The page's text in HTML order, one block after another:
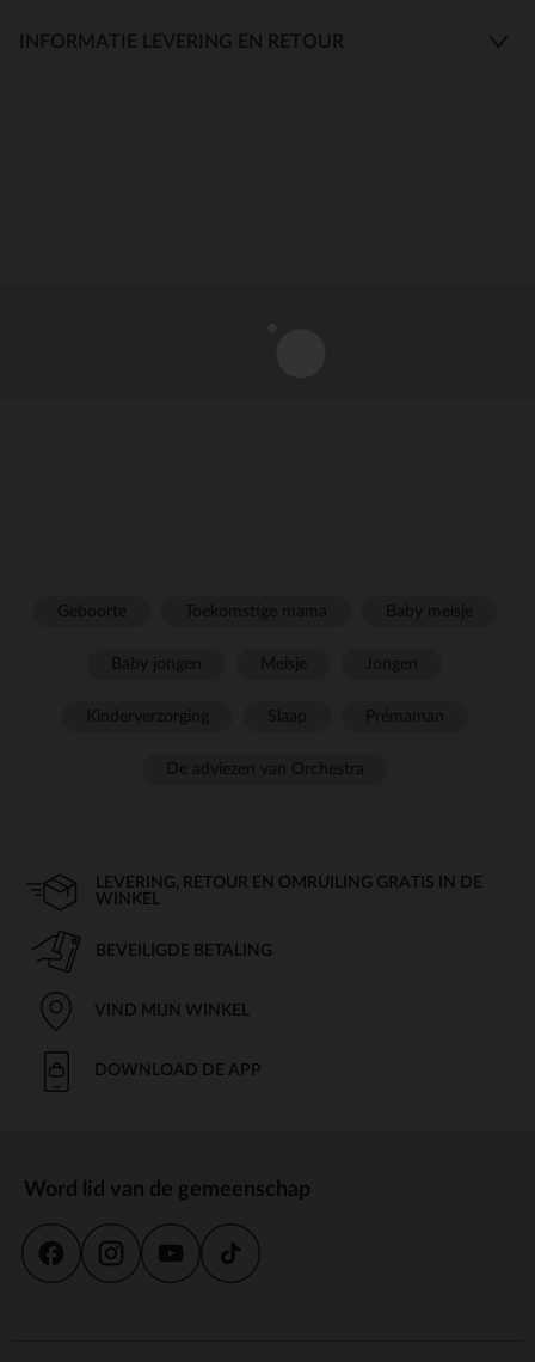
INFORMATIE LEVERING EN RETOUR
LEVERING, RETOUR EN OMRUILING GRATIS IN DE
WINKEL
BEVEILIGDE BETALING
VIND MIJN WINKEL
DOWNLOAD DE APP
Word lid van de gemeenschap